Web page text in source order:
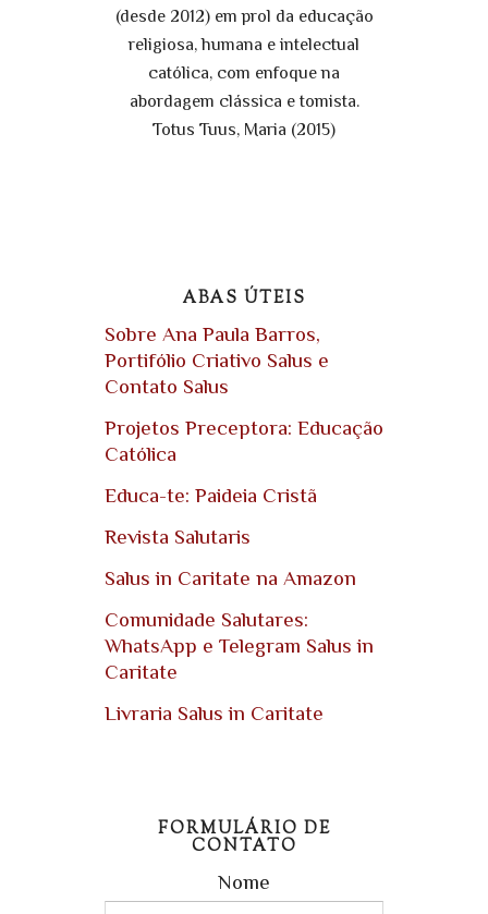
(desde 2012) em prol da educação
religiosa, humana e intelectual
católica, com enfoque na
abordagem clássica e tomista.
Totus Tuus, Maria (2015)
ABAS ÚTEIS
Sobre Ana Paula Barros,
Portifólio Criativo Salus e
Contato Salus
Projetos Preceptora: Educação
Católica
Educa-te: Paideia Cristã
Revista Salutaris
Salus in Caritate na Amazon
Comunidade Salutares:
WhatsApp e Telegram Salus in
Caritate
Livraria Salus in Caritate
FORMULÁRIO DE
CONTATO
Nome